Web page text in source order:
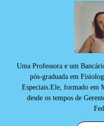
Uma Professora e um
pós-graduada em
Especiais.Ele, formado em
desde os tempos de